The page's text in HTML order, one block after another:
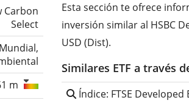
Carbon
Select
m
Esta sección te ofrece
inversión similar al HSBC
USD (Dist).
Similares ETF a través
Índice: FTSE Developed